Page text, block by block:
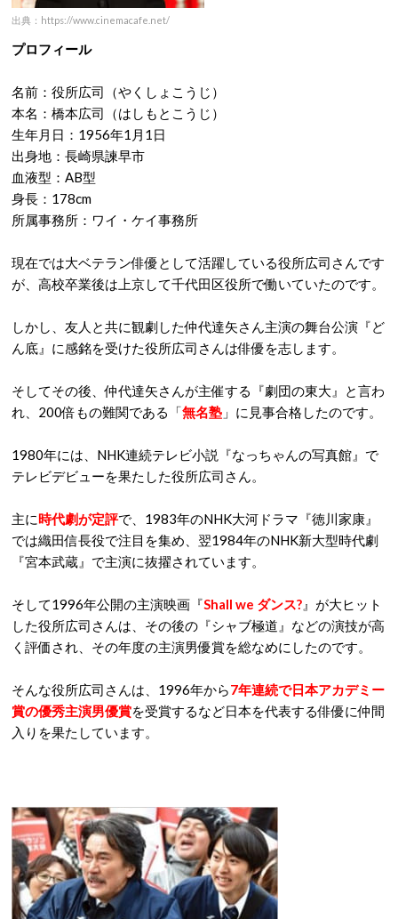
出典：https://www.cinemacafe.net/
プロフィール
名前：役所広司（やくしょこうじ）
本名：橋本広司（はしもとこうじ）
生年月日：1956年1月1日
出身地：長崎県諫早市
血液型：AB型
身長：178cm
所属事務所：ワイ・ケイ事務所
現在では大ベテラン俳優として活躍している役所広司さんです
が、高校卒業後は上京して千代田区役所で働いていたのです。
しかし、友人と共に観劇した仲代達矢さん主演の舞台公演『ど
ん底』に感銘を受けた役所広司さんは俳優を志します。
そしてその後、仲代達矢さんが主催する『劇団の東大』と言わ
れ、200倍もの難関である「無名塾 」に見事合格したのです。
1980年には、NHK連続テレビ小説『なっちゃんの写真館』で
テレビデビューを果たした役所広司さん。
主に時代劇が定評で、1983年のNHK大河ドラマ『徳川家康』
では織田信長役で注目を集め、翌1984年のNHK新大型時代劇
『宮本武蔵』で主演に抜擢されています。
そして1996年公開の主演映画『Shall we ダンス? 』が大ヒット
した役所広司さんは、その後の『シャブ極道』などの演技が高
く評価され、その年度の主演男優賞を総なめにしたのです。
そんな役所広司さんは、1996年から7年連続で日本アカデミー
賞の優秀主演男優賞を受賞するなど日本を代表する俳優に仲間
入りを果たしています。